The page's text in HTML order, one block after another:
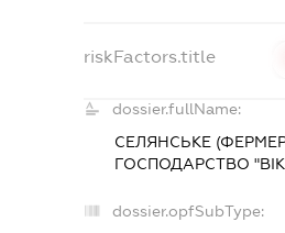
riskFactors.title
dossier.fullName:
СЕЛЯНСЬКЕ
ГОСПОДАРСТВО
dossier.opfSubType: